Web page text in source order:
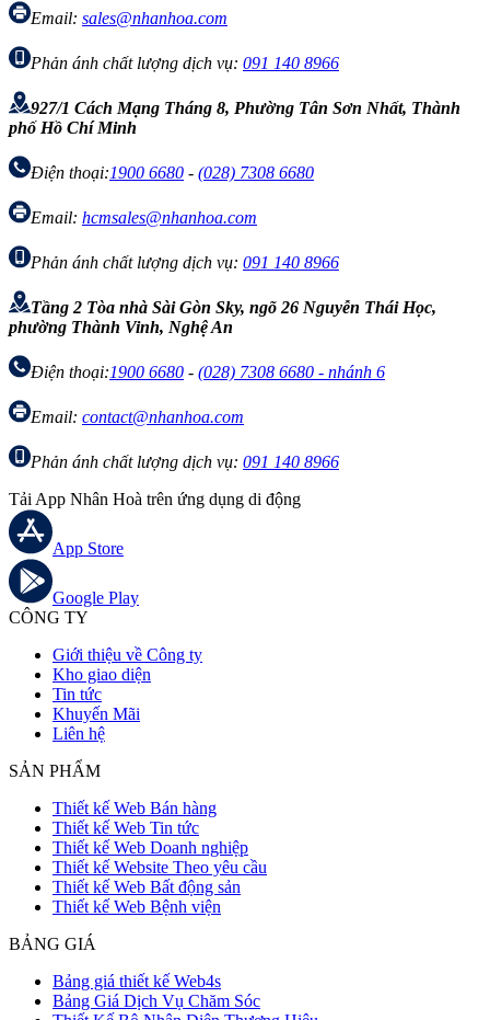
Email: sales@nhanhoa.com
Phản ánh chất lượng dịch vụ: 091 140 8966
927/1 Cách Mạng Tháng 8, Phường Tân Sơn Nhất, Thành
phố Hồ Chí Minh
Điện thoại:1900 6680 - (028) 7308 6680
Email: hcmsales@nhanhoa.com
Phản ánh chất lượng dịch vụ: 091 140 8966
Tầng 2 Tòa nhà Sài Gòn Sky, ngõ 26 Nguyễn Thái Học,
phường Thành Vinh, Nghệ An
Điện thoại:1900 6680 - (028) 7308 6680 - nhánh 6
Email: contact@nhanhoa.com
Phản ánh chất lượng dịch vụ: 091 140 8966
Tải App Nhân Hoà trên ứng dụng di động
App Store
Google Play
CÔNG TY
Giới thiệu về Công ty
Kho giao diện
Tin tức
Khuyến Mãi
Liên hệ
SẢN PHẨM
Thiết kế Web Bán hàng
Thiết kế Web Tin tức
Thiết kế Web Doanh nghiệp
Thiết kế Website Theo yêu cầu
Thiết kế Web Bất động sản
Thiết kế Web Bệnh viện
BẢNG GIÁ
Bảng giá thiết kế Web4s
Bảng Giá Dịch Vụ Chăm Sóc